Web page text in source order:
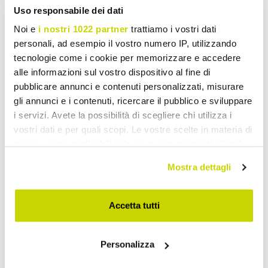
Uso responsabile dei dati
Noi e i nostri 1022 partner trattiamo i vostri dati
personali, ad esempio il vostro numero IP, utilizzando
tecnologie come i cookie per memorizzare e accedere
alle informazioni sul vostro dispositivo al fine di
pubblicare annunci e contenuti personalizzati, misurare
gli annunci e i contenuti, ricercare il pubblico e sviluppare
i servizi. Avete la possibilità di scegliere chi utilizza i
vostri dati e per quali scopi. Le vostre scelte in materia di
modificare o revocare il proprio consenso in qualsiasi
momento dalla Dichiarazione sui cookie o facendo clic
sull'icona di attivazione della privacy.
raccogliere informazioni sulla tua posizione
Mostra dettagli
Accetta tutti
Personalizza